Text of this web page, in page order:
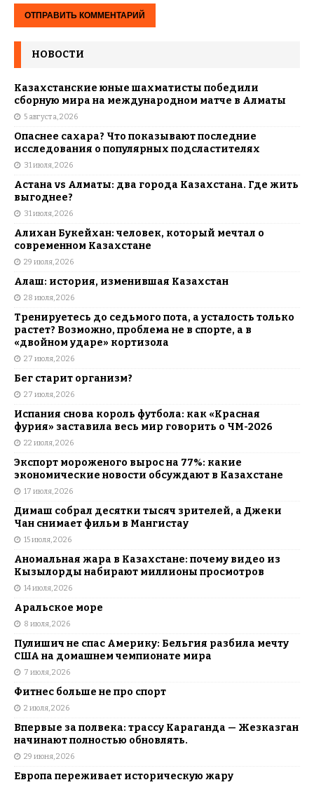
НОВОСТИ
Казахстанские юные шахматисты победили
сборную мира на международном матче в Алматы
5 августа, 2026
Опаснее сахара? Что показывают последние
исследования о популярных подсластителях
31 июля, 2026
Астана vs Алматы: два города Казахстана. Где жить
выгоднее?
31 июля, 2026
Алихан Букейхан: человек, который мечтал о
современном Казахстане
29 июля, 2026
Алаш: история, изменившая Казахстан
28 июля, 2026
Тренируетесь до седьмого пота, а усталость только
растет? Возможно, проблема не в спорте, а в
«двойном ударе» кортизола
27 июля, 2026
Бег старит организм?
27 июля, 2026
Испания снова король футбола: как «Красная
фурия» заставила весь мир говорить о ЧМ-2026
22 июля, 2026
Экспорт мороженого вырос на 77%: какие
экономические новости обсуждают в Казахстане
17 июля, 2026
Димаш собрал десятки тысяч зрителей, а Джеки
Чан снимает фильм в Мангистау
15 июля, 2026
Аномальная жара в Казахстане: почему видео из
Кызылорды набирают миллионы просмотров
14 июля, 2026
Аральское море
8 июля, 2026
Пулишич не спас Америку: Бельгия разбила мечту
США на домашнем чемпионате мира
7 июля, 2026
Фитнес больше не про спорт
2 июля, 2026
Впервые за полвека: трассу Караганда — Жезказган
начинают полностью обновлять.
29 июня, 2026
Европа переживает историческую жару